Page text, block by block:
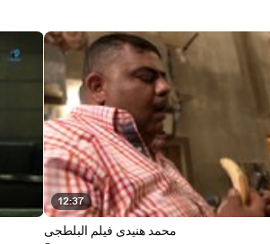
12:37
محمد هنيدى فيلم البلطجى